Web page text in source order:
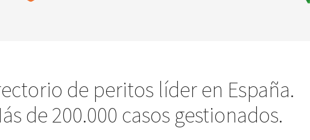
de peritos líder en España.
de 200.000 casos gestionados.